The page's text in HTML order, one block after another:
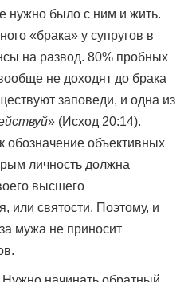
нужно было с ним и жить.
«брака» у супругов в
на развод. 80% пробных
не доходят до брака
заповеди, и одна из
» (Исход 20:14).
обозначение объективных
личность должна
высшего
или святости. Поэтому, и
мужа не приносит